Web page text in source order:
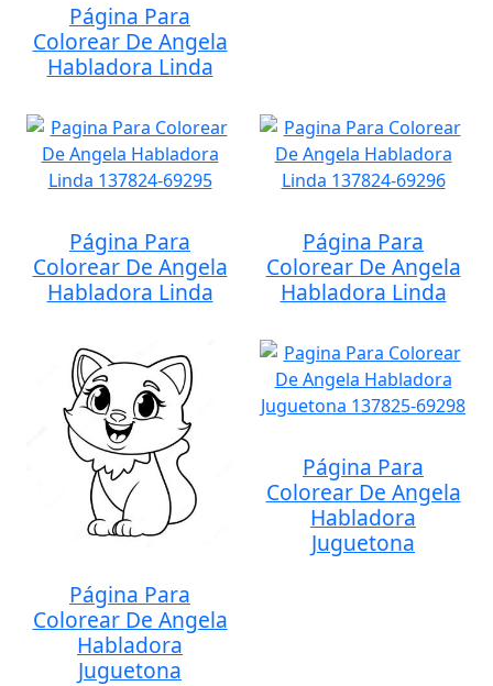
Página Para
Colorear De Angela
Habladora Linda
Página Para
Colorear De Angela
Habladora Linda
Página Para
Colorear De Angela
Habladora Linda
Página Para
Colorear De Angela
Habladora
Juguetona
Página Para
Colorear De Angela
Habladora
Juguetona